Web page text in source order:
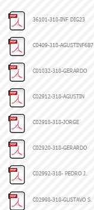
36101-318-INF DIG23
C0409-318-AGUSTINF6B7
C01032-318-GERARDO
C02912-318-AGUSTIN
C02918-318-JORGE
C02920-318-GERARDO
C02992-318- PEDRO J.
C02998-318-GUSTAVO S.